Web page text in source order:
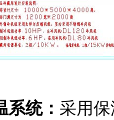
系统： 采用